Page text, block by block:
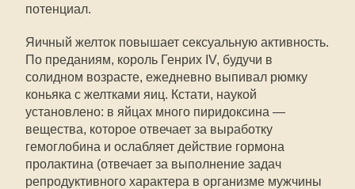
потенциал.
Яичный желток повышает сексуальную активность.
По преданиям, король Генрих IV, будучи в
солидном возрасте, ежедневно выпивал рюмку
коньяка с желтками яиц. Кстати, наукой
установлено: в яйцах много пиридоксина —
вещества, которое отвечает за выработку
гемоглобина и ослабляет действие гормона
пролактина (отвечает за выполнение задач
репродуктивного характера в организме мужчины